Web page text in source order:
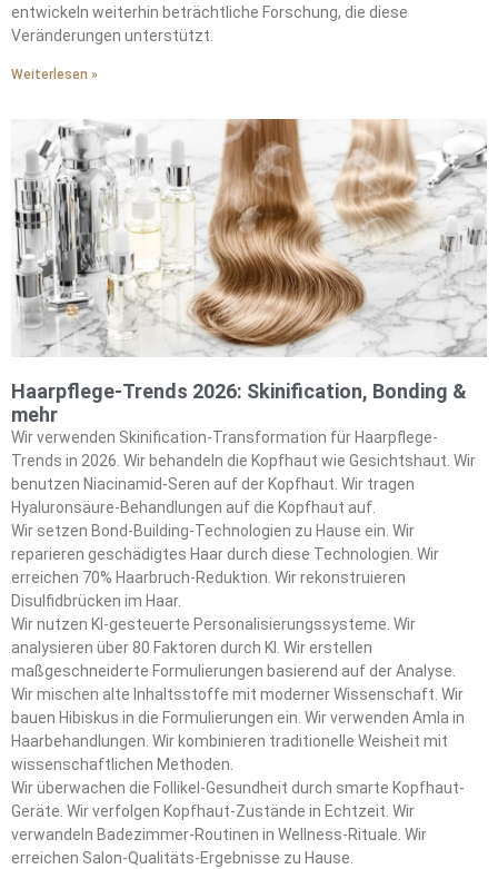
entwickeln weiterhin beträchtliche Forschung, die diese
Veränderungen unterstützt.
Weiterlesen »
Haarpflege-Trends 2026: Skinification, Bonding &
mehr
Wir verwenden Skinification-Transformation für Haarpflege-
Trends in 2026. Wir behandeln die Kopfhaut wie Gesichtshaut. Wir
benutzen Niacinamid-Seren auf der Kopfhaut. Wir tragen
Hyaluronsäure-Behandlungen auf die Kopfhaut auf.
Wir setzen Bond-Building-Technologien zu Hause ein. Wir
reparieren geschädigtes Haar durch diese Technologien. Wir
erreichen 70% Haarbruch-Reduktion. Wir rekonstruieren
Disulfidbrücken im Haar.
Wir nutzen KI-gesteuerte Personalisierungssysteme. Wir
analysieren über 80 Faktoren durch KI. Wir erstellen
maßgeschneiderte Formulierungen basierend auf der Analyse.
Wir mischen alte Inhaltsstoffe mit moderner Wissenschaft. Wir
bauen Hibiskus in die Formulierungen ein. Wir verwenden Amla in
Haarbehandlungen. Wir kombinieren traditionelle Weisheit mit
wissenschaftlichen Methoden.
Wir überwachen die Follikel-Gesundheit durch smarte Kopfhaut-
Geräte. Wir verfolgen Kopfhaut-Zustände in Echtzeit. Wir
verwandeln Badezimmer-Routinen in Wellness-Rituale. Wir
erreichen Salon-Qualitäts-Ergebnisse zu Hause.